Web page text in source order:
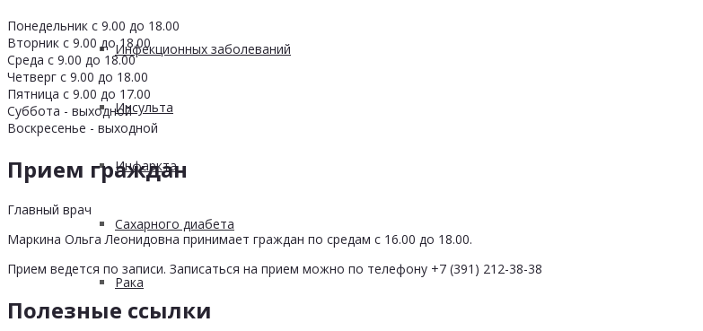
Инфекционных заболеваний
Инсульта
Инфаркта
Сахарного диабета
Рака
Понедельник с 9.00 до 18.00
Вторник с 9.00 до 18.00
Среда с 9.00 до 18.00
Четверг с 9.00 до 18.00
Пятница с 9.00 до 17.00
Суббота - выходной
Воскресенье - выходной
Прием граждан
Главный врач
Маркина Ольга Леонидовна принимает граждан по средам с 16.00 до 18.00.
Прием ведется по записи. Записаться на прием можно по телефону +7 (391) 212-38-38
Полезные ссылки